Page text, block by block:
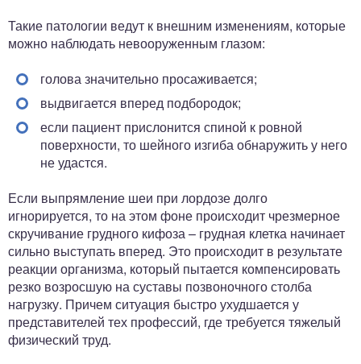
Такие патологии ведут к внешним изменениям, которые
можно наблюдать невооруженным глазом:
голова значительно просаживается;
выдвигается вперед подбородок;
если пациент прислонится спиной к ровной
поверхности, то шейного изгиба обнаружить у него
не удастся.
Если выпрямление шеи при лордозе долго
игнорируется, то на этом фоне происходит чрезмерное
скручивание грудного кифоза – грудная клетка начинает
сильно выступать вперед. Это происходит в результате
реакции организма, который пытается компенсировать
резко возросшую на суставы позвоночного столба
нагрузку. Причем ситуация быстро ухудшается у
представителей тех профессий, где требуется тяжелый
физический труд.